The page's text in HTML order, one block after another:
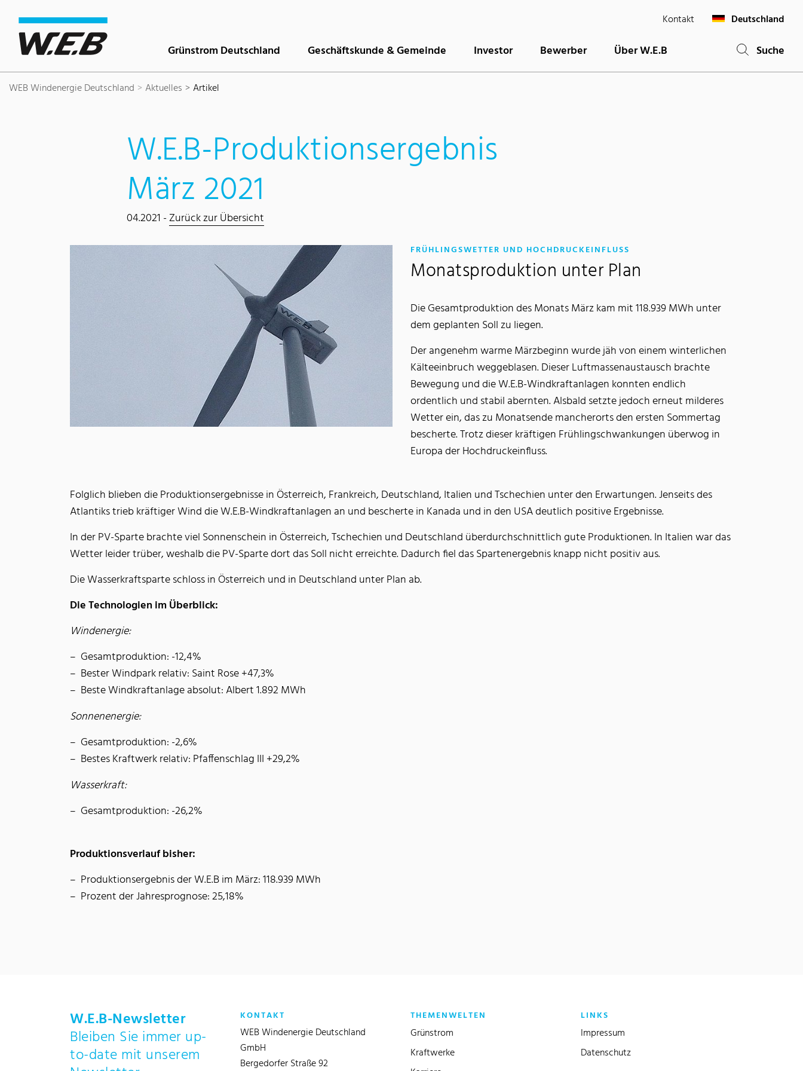
Kontakt Deutschland
Grünstrom Deutschland Geschäftskunde & Gemeinde Investor Bewerber Über W.E.B Suche
WEB Windenergie Deutschland Aktuelles Artikel
W.E.B-Produktionsergebnis
März 2021
04.2021 -Zurück zur Übersicht
FRÜHLINGSWETTER UND HOCHDRUCKEINFLUSS
Monatsproduktion unter Plan
Die Gesamtproduktion des Monats März kam mit 118.939 MWh unter
dem geplanten Soll zu liegen.
Der angenehm warme Märzbeginn wurde jäh von einem winterlichen
Kälteeinbruch weggeblasen. Dieser Luftmassenaustausch brachte
Bewegung und die W.E.B-Windkraftanlagen konnten endlich
ordentlich und stabil abernten. Alsbald setzte jedoch erneut milderes
Wetter ein, das zu Monatsende mancherorts den ersten Sommertag
bescherte. Trotz dieser kräftigen Frühlingschwankungen überwog in
Europa der Hochdruckeinfluss.
Folglich blieben die Produktionsergebnisse in Österreich, Frankreich, Deutschland, Italien und Tschechien unter den Erwartungen. Jenseits des
Atlantiks trieb kräftiger Wind die W.E.B-Windkraftanlagen an und bescherte in Kanada und in den USA deutlich positive Ergebnisse.
In der PV-Sparte brachte viel Sonnenschein in Österreich, Tschechien und Deutschland überdurchschnittlich gute Produktionen. In Italien war das
Wetter leider trüber, weshalb die PV-Sparte dort das Soll nicht erreichte. Dadurch fiel das Spartenergebnis knapp nicht positiv aus.
Die Wasserkraftsparte schloss in Österreich und in Deutschland unter Plan ab.
Die Technologien im Überblick:
Windenergie:
Gesamtproduktion: -12,4%
Bester Windpark relativ: Saint Rose +47,3%
Beste Windkraftanlage absolut: Albert 1.892 MWh
Sonnenenergie:
Gesamtproduktion: -2,6%
Bestes Kraftwerk relativ: Pfaffenschlag III +29,2%
Wasserkraft:
Gesamtproduktion: -26,2%
Produktionsverlauf bisher:
Produktionsergebnis der W.E.B im März: 118.939 MWh
Prozent der Jahresprognose: 25,18%
W.E.B-Newsletter
Bleiben Sie immer up-
to-date mit unserem
KONTAKT
WEB Windenergie Deutschland
GmbH
Bergedorfer Straße 92
THEMENWELTEN
Grünstrom
Kraftwerke
LINKS
Impressum
Datenschutz